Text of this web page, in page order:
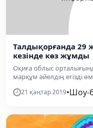
Талдықорғанда 29
кезінде көз жұмды
Оқиға облыс
марқұм әйелдің егізді
21 қаңтар 2019•Шоу-